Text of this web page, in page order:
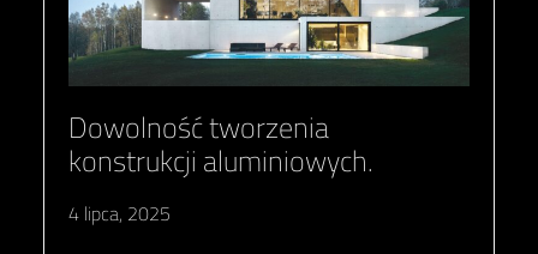
Dowolność tworzenia
konstrukcji aluminiowych.
4 lipca, 2025